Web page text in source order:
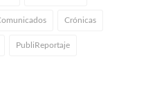
Crónicas
PubliReportaje